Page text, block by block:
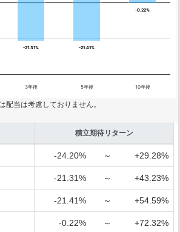
-21.31%
-21.31% -21.41%
-21.41%
-0.22%
-0.22%
3年後 5年後 10年後
当は考慮しておりません。
積立期待リターン
-24.20% ～ +29.28%
-21.31% ～ +43.23%
-21.41% ～ +54.59%
-0.22% ～ +72.32%